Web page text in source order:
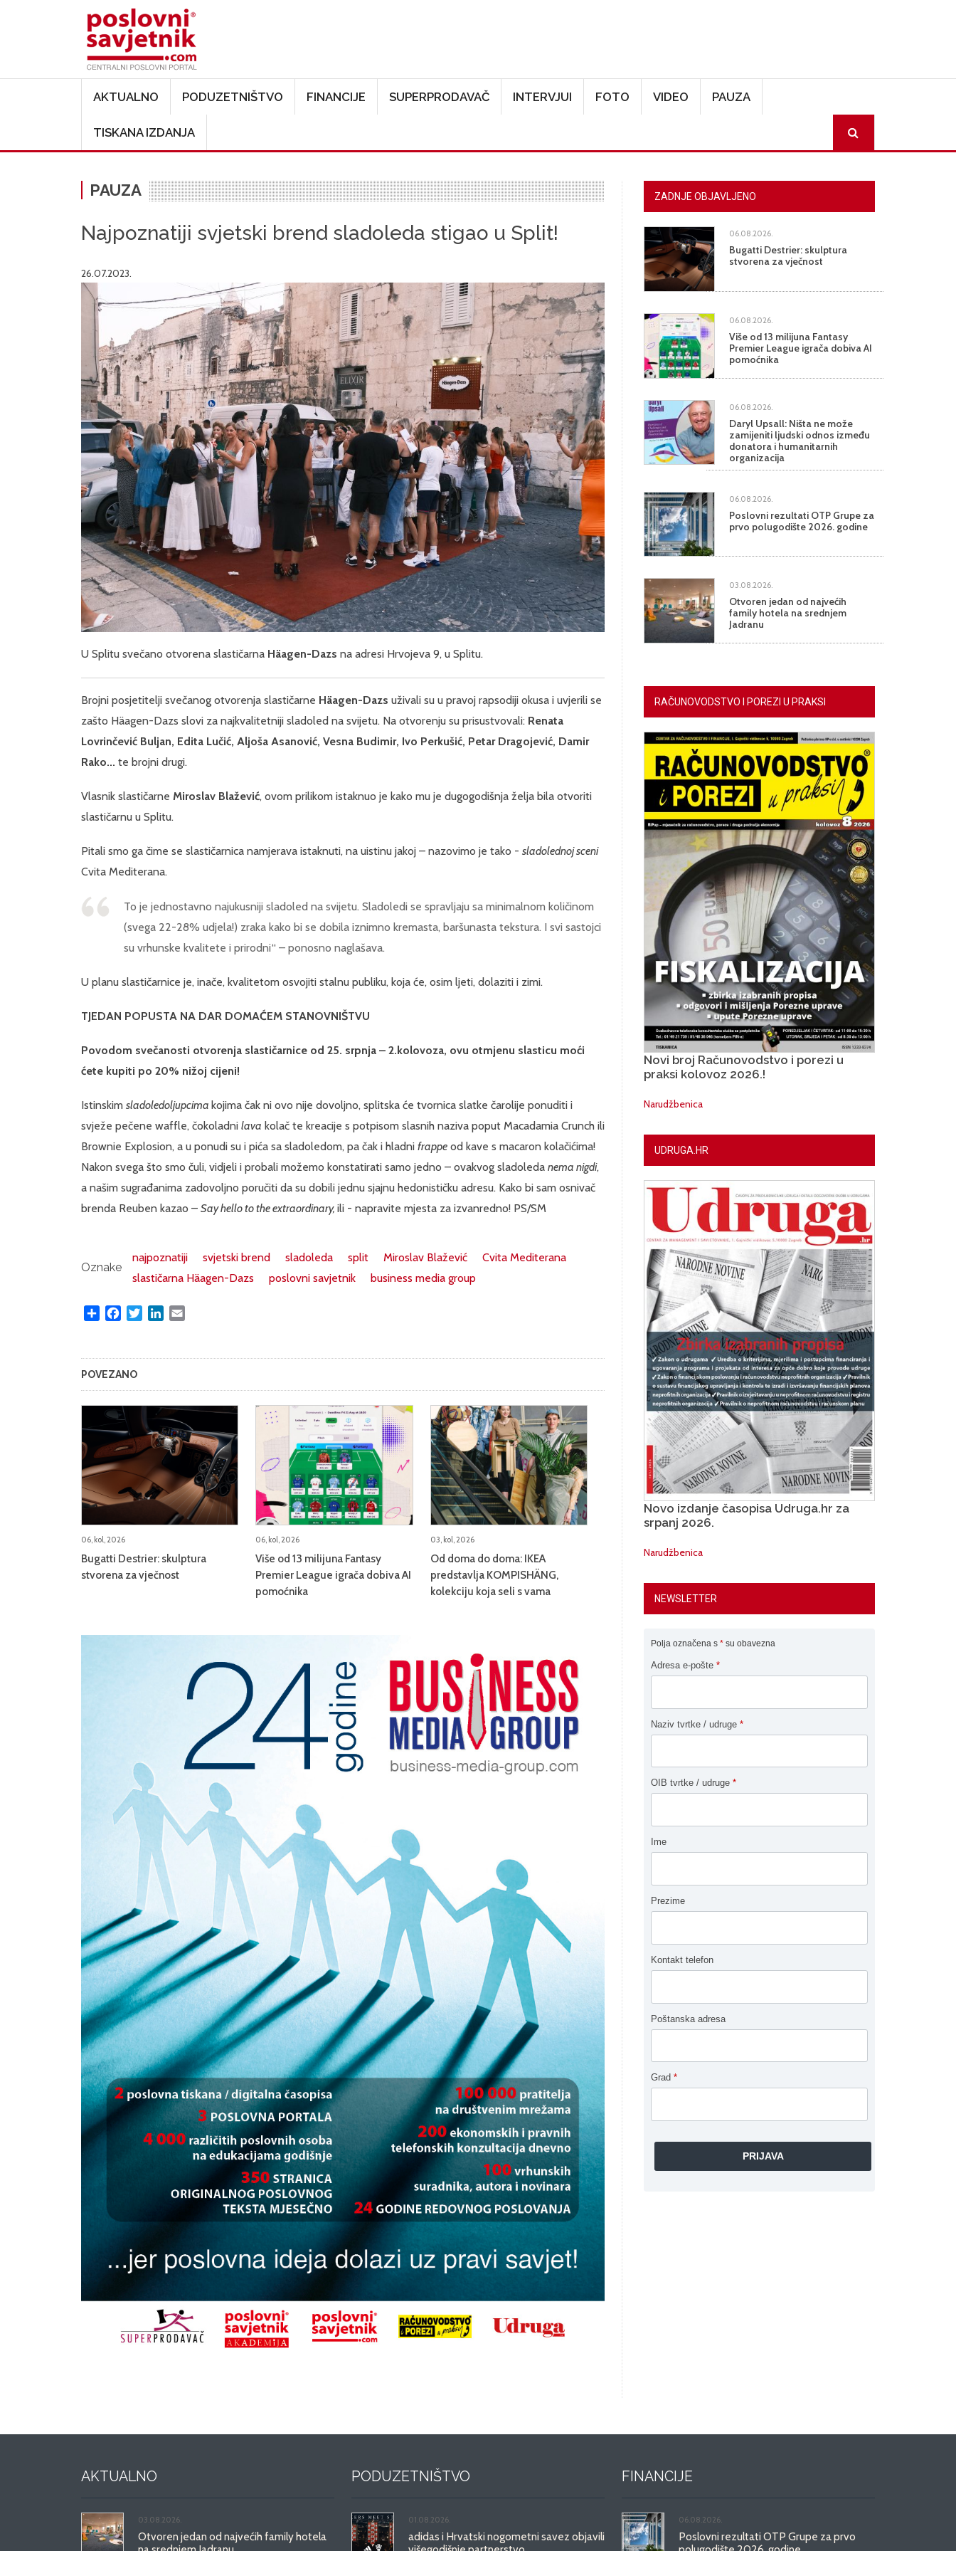
AKTUALNO PODUZETNIŠTVO FINANCIJE SUPERPRODAVAČ INTERVJUI FOTO VIDEO PAUZA
TISKANA IZDANJA
PAUZA
Najpoznatiji svjetski brend sladoleda stigao u Split!
26.07.2023.
U Splitu svečano otvorena slastičarna Häagen-Dazs na adresi Hrvojeva 9, u Splitu.
Brojni posjetitelji svečanog otvorenja slastičarne Häagen-Dazs uživali su u pravoj rapsodiji okusa i uvjerili se
zašto Häagen-Dazs slovi za najkvalitetniji sladoled na svijetu. Na otvorenju su prisustvovali: Renata
Lovrinčević Buljan, Edita Lučić, Aljoša Asanović, Vesna Budimir, Ivo Perkušić, Petar Dragojević, Damir
Rako... te brojni drugi.
Vlasnik slastičarne Miroslav Blažević, ovom prilikom istaknuo je kako mu je dugogodišnja želja bila otvoriti
slastičarnu u Splitu.
Pitali smo ga čime se slastičarnica namjerava istaknuti, na uistinu jakoj – nazovimo je tako - sladolednoj sceni
Cvita Mediterana.
To je jednostavno najukusniji sladoled na svijetu. Sladoledi se spravljaju sa minimalnom količinom
(svega 22-28% udjela!) zraka kako bi se dobila iznimno kremasta, baršunasta tekstura. I svi sastojci
su vrhunske kvalitete i prirodni“ – ponosno naglašava.
U planu slastičarnice je, inače, kvalitetom osvojiti stalnu publiku, koja će, osim ljeti, dolaziti i zimi.
TJEDAN POPUSTA NA DAR DOMAĆEM STANOVNIŠTVU
Povodom svečanosti otvorenja slastičarnice od 25. srpnja – 2.kolovoza, ovu otmjenu slasticu moći
ćete kupiti po 20% nižoj cijeni!
Istinskim sladoledoljupcima kojima čak ni ovo nije dovoljno, splitska će tvornica slatke čarolije ponuditi i
svježe pečene waffle, čokoladni lava kolač te kreacije s potpisom slasnih naziva poput Macadamia Crunch ili
Brownie Explosion, a u ponudi su i pića sa sladoledom, pa čak i hladni frappe od kave s macaron kolačićima!
Nakon svega što smo čuli, vidjeli i probali možemo konstatirati samo jedno – ovakvog sladoleda nema nigdi,
a našim sugrađanima zadovoljno poručiti da su dobili jednu sjajnu hedonističku adresu. Kako bi sam osnivač
brenda Reuben kazao – Say hello to the extraordinary, ili - napravite mjesta za izvanredno! PS/SM
Oznake
najpoznatiji svjetski brend sladoleda split Miroslav Blažević
Cvita Mediterana
slastičarna Häagen-Dazs
poslovni savjetnik business media group
Share FacebookTwitterLinkedIn
POVEZANO
06, kol, 2026
Bugatti Destrier: skulptura
stvorena za vječnost
06, kol, 2026
Više od 13 milijuna Fantasy
Premier League igrača dobiva AI
pomoćnika
03, kol, 2026
Od doma do doma: IKEA
predstavlja KOMPISHÄNG,
kolekciju koja seli s vama
ZADNJE OBJAVLJENO
06.08.2026.
Bugatti Destrier: skulptura
stvorena za vječnost
06.08.2026.
Više od 13 milijuna Fantasy
Premier League igrača dobiva AI
pomoćnika
06.08.2026.
Daryl Upsall: Ništa ne može
zamijeniti ljudski odnos između
donatora i humanitarnih
organizacija
06.08.2026.
Poslovni rezultati OTP Grupe za
prvo polugodište 2026. godine
03.08.2026.
Otvoren jedan od najvećih
family hotela na srednjem
Jadranu
RAČUNOVODSTVO I POREZI U PRAKSI
Novi broj Računovodstvo i porezi u
praksi kolovoz 2026.!
Narudžbenica
UDRUGA.HR
Novo izdanje časopisa Udruga.hr za
srpanj 2026.
Narudžbenica
NEWSLETTER
Polja označena s * su obavezna
Adresa e-pošte *
Naziv tvrtke / udruge *
OIB tvrtke / udruge *
Ime
Prezime
Kontakt telefon
Poštanska adresa
Grad *
AKTUALNO
03.08.2026.
Otvoren jedan od najvećih family hotela
PODUZETNIŠTVO
01.08.2026.
adidas i Hrvatski nogometni savez objavili
FINANCIJE
06.08.2026.
Poslovni rezultati OTP Grupe za prvo